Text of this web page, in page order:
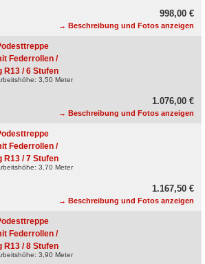
998,00 €
→ Beschreibung und Fotos anzeigen
Federrollen /
/ 6 Stufen
3,50 Meter
1.076,00 €
→ Beschreibung und Fotos anzeigen
Federrollen /
/ 7 Stufen
3,70 Meter
1.167,50 €
→ Beschreibung und Fotos anzeigen
Federrollen /
/ 8 Stufen
3,90 Meter